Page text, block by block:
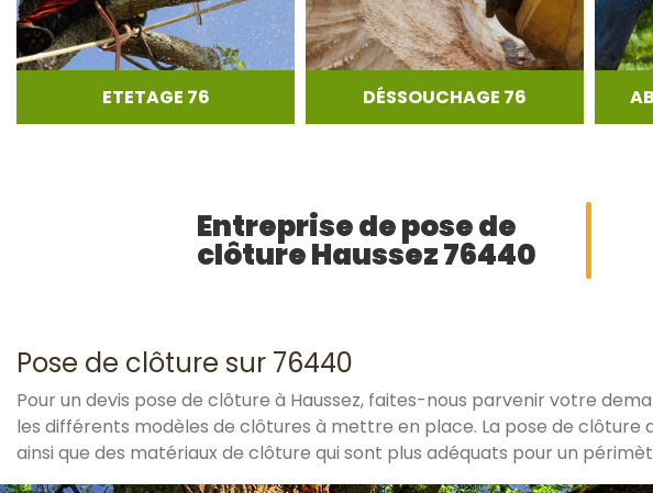
ETETAGE 76 DÉSSOUCHAGE 76
Entreprise de pose de
clôture Haussez 76440
Pose de clôture sur 76440
Pour un devis pose de clôture à Haussez, faites-nous parvenir votre
les différents modèles de clôtures à mettre en place. La pose de clôture
ainsi que des matériaux de clôture qui sont plus adéquats pour un